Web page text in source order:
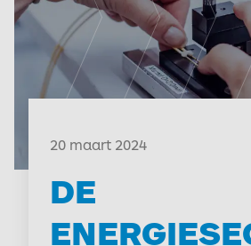
20 maart 2024
DE